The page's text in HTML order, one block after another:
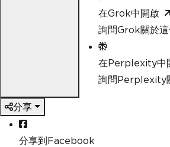
在Grok中開啟
詢問Grok關於
在Perplexity中
詢問Perplexity
分享
分享到Facebook